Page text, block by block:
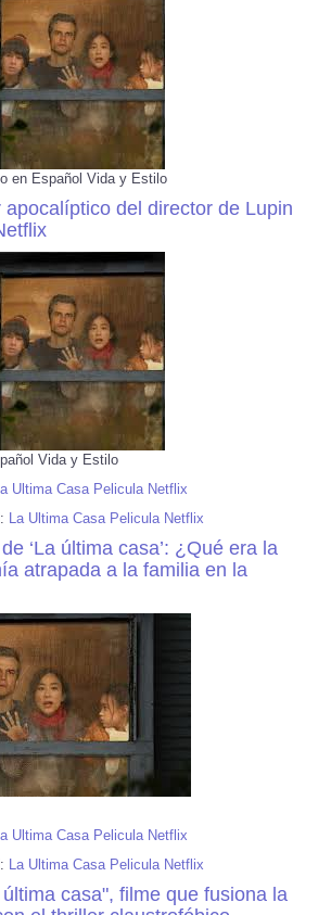
en Español Vida y Estilo
apocalíptico del director de Lupin
Vida y Estilo
Ultima Casa Pelicula Netflix
La Ultima Casa Pelicula Netflix
‘La última casa’: ¿Qué era la
atrapada a la familia en la
Ultima Casa Pelicula Netflix
La Ultima Casa Pelicula Netflix
casa", filme que fusiona la